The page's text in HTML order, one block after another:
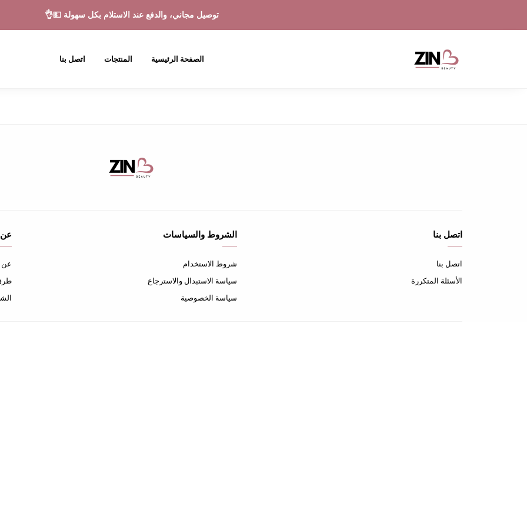
توصيل مجاني، والدفع عند الاستلام بكل سهولة 💵👌
الصفحة الرئيسية المنتجات اتصل بنا
اتصل بنا
اتصل بنا
الأسئلة المتكررة
الشروط والسياسات
شروط الاستخدام
سياسة الاستبدال والاسترجاع
سياسة الخصوصية
عن
عن